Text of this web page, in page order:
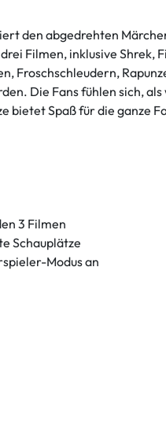
den abgedrehten
Filmen, inklusive
Froschschleudern,
Die Fans fühlen sich,
bietet Spaß für die ganze
3 Filmen
Schauplätze
Modus an